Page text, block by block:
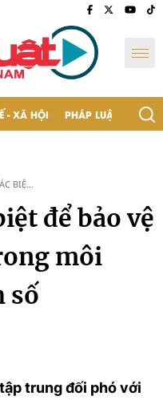
- XÃ HỘI PHÁP LUẬT - BẠN
BIỆT
SỐ
để bảo vệ
môi
số
trung đối phó với